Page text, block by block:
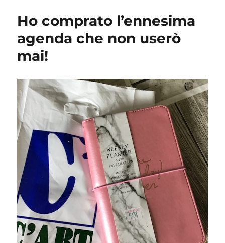
Ho comprato l’ennesima
agenda che non userò
mai!